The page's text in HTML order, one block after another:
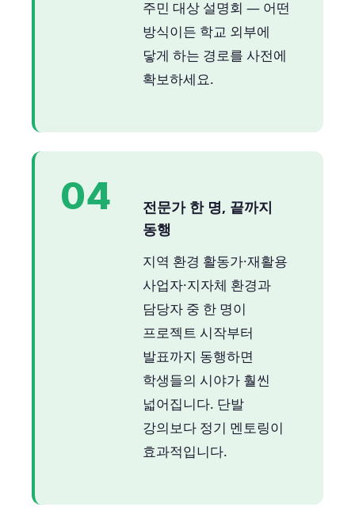
주민 대상 설명회 — 어떤
방식이든 학교 외부에
닿게 하는 경로를 사전에
확보하세요.
04
전문가 한 명, 끝까지
동행
지역 환경 활동가·재활용
사업자·지자체 환경과
담당자 중 한 명이
프로젝트 시작부터
발표까지 동행하면
학생들의 시야가 훨씬
넓어집니다. 단발
강의보다 정기 멘토링이
효과적입니다.